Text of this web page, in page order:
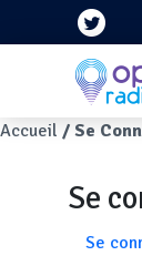
Aller au contenu
Fil d'Ariane
Accueil Se
Se
Se